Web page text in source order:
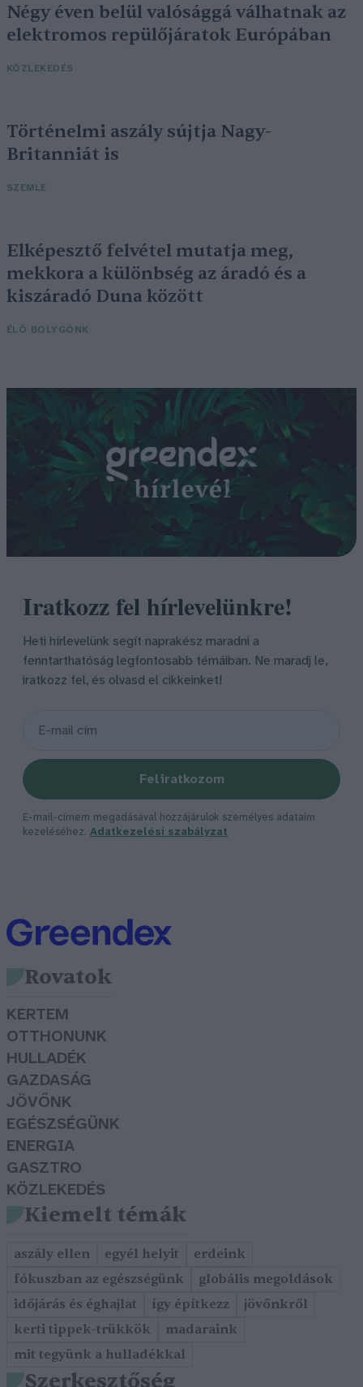
Négy éven belül valósággá válhatnak az
elektromos repülőjáratok Európában
KÖZLEKEDÉS
Történelmi aszály sújtja Nagy-
Britanniát is
SZEMLE
Elképesztő felvétel mutatja meg,
mekkora a különbség az áradó és a
kiszáradó Duna között
ÉLŐ BOLYGÓNK
Iratkozz fel hírlevelünkre!
Heti hírlevelünk segít naprakész maradni a
fenntarthatóság legfontosabb témáiban. Ne maradj le,
iratkozz fel, és olvasd el cikkeinket!
Feliratkozom
E-mail-címem megadásával hozzájárulok személyes adataim
kezeléséhez. Adatkezelési szabályzat
Rovatok
KERTEM
OTTHONUNK
HULLADÉK
GAZDASÁG
JÖVŐNK
EGÉSZSÉGÜNK
ENERGIA
GASZTRO
KÖZLEKEDÉS
Kiemelt témák
aszály ellen egyél helyit
erdeink
fókuszban az egészségünk
globális megoldások
időjárás és éghajlat
így építkezz
jövőnkről
kerti tippek-trükkök
madaraink
mit tegyünk a hulladékkal
Szerkesztőség